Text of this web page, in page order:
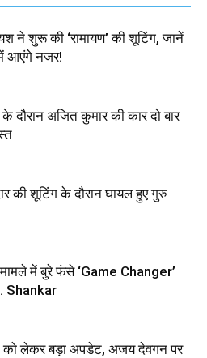
ने शुरू की ‘रामायण’ की शूटिंग, जानें
आएंगे नजर!
दौरान अजित कुमार की कार दो बार
की शूटिंग के दौरान घायल हुए गुरु
मामले में बुरे फंसे ‘Game Changer’
Shankar
को लेकर बड़ा अपडेट, अजय देवगन पर